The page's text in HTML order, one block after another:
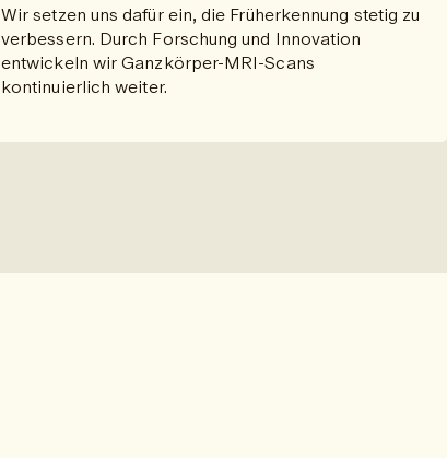
Wir setzen uns dafür ein, die Früherkennung stetig zu
verbessern. Durch Forschung und Innovation
entwickeln wir Ganzkörper-MRI-Scans
kontinuierlich weiter.